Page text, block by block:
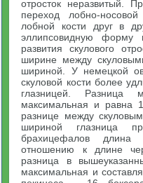
отросток неразвитый.
переход лобно-
лобной кости друг в
эллипсовидную форму
развития скулового
ширине между
шириной. У немецкой
скуловой кости более
глазницей.
максимальная и равна
разнице между
шириной глазница
брахицефалов
отношению к длине
разница в
максимальная и